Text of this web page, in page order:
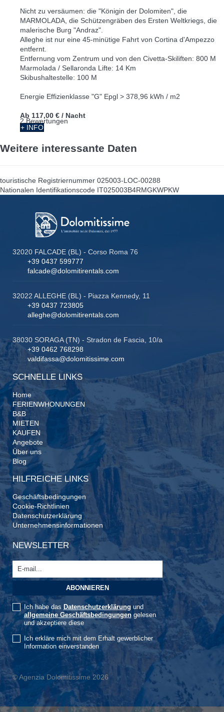
Nicht zu versäumen: die "Königin der Dolomiten", die
MARMOLADA, die Schützengräben des Ersten Weltkriegs, die
malerische Burg "Andraz".
Alleghe ist nur eine 45-minütige Fahrt von Cortina d'Ampezzo
entfernt.
Entfernung vom Zentrum und von den Civetta-Skiliften: 800 M
Marmolada / Sellaronda Lifte: 14 Km
Skibushaltestelle: 100 M
Energie Effizienklasse "G" Epgl > 378,96 kWh / m2
2 Bewertungen
Ab 117,00 € / Nacht
+ INFO
Weitere interessante Daten
touristische Registriernummer 025003-LOC-00288
Nationalen Identifikationscode IT025003B4RMGKWPKW
32020 FALCADE (BL) - Corso Roma 76
+39 0437 599777
falcade@dolomitirentals.com
32022 ALLEGHE (BL) - Piazza Kennedy, 11
+39 0437 723805
alleghe@dolomitirentals.com
38030 SORAGA (TN) - Stradon de Fascia, 10/a
+39 0462 768298
valdifassa@dolomitissime.com
SCHNELLE LINKS
Home
FERIENWHONUNGEN
B&B
MIETEN
KAUFEN
Angebote
Über uns
Blog
HILFREICHE LINKS
Geschäftsbedingungen
Cookie-Richtlinien
Datenschutzerklärung
Unternehmensinformationen
NEWSLETTER
Ich habe das Datenschutzerklärung und
allgemeine Geschäftsbedingungengelesen
und akzeptiere diese
Ich erkläre mich mit dem Erhalt gewerblicher
Information einverstanden
© Agenzia Dolomitissime 2026